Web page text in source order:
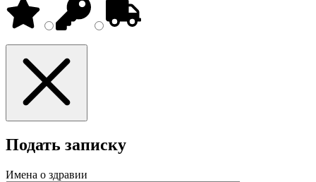
Подать записку
Имена о здравии